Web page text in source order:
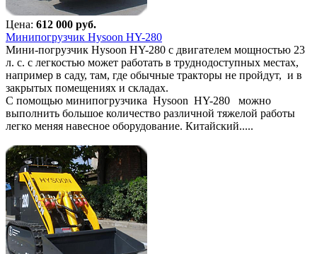
Цена: 612 000 руб.
Минипогрузчик Hysoon HY-280
Мини-погрузчик Hysoon HY-280 с двигателем мощностью 23
л. с. с легкостью может работать в труднодоступных местах,
например в саду, там, где обычные тракторы не пройдут, и в
закрытых помещениях и складах.
С помощью минипогрузчика Hysoon HY-280 можно
выполнить большое количество различной тяжелой работы
легко меняя навесное оборудование. Китайский.....